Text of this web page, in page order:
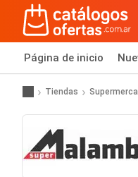
Página de inicio
Tiendas